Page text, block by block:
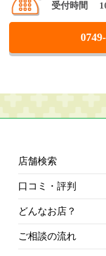
受付時間
店舗検索
口コミ・評判
どんなお店？
ご相談の流れ